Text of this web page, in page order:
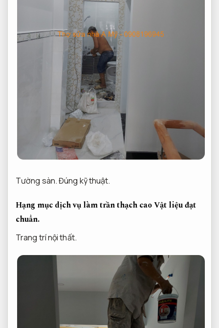
Tường sàn.Đúng kỹ thuật.
Hạng mục dịch vụ làm trần thạch caoVật liệu đạt
chuẩn.
Trang trí nội thất.